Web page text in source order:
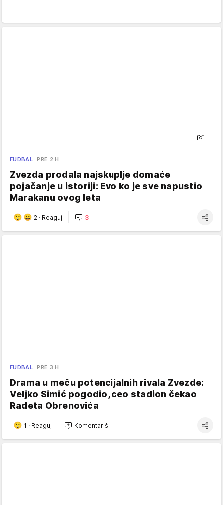
FUDBAL PRE 2 H
Zvezda prodala najskuplje domaće
pojačanje u istoriji: Evo ko je sve napustio
Marakanu ovog leta
2 · Reaguj 3
FUDBAL PRE 3 H
Drama u meču potencijalnih rivala Zvezde:
Veljko Simić pogodio, ceo stadion čekao
Radeta Obrenovića
1 · Reaguj Komentariši